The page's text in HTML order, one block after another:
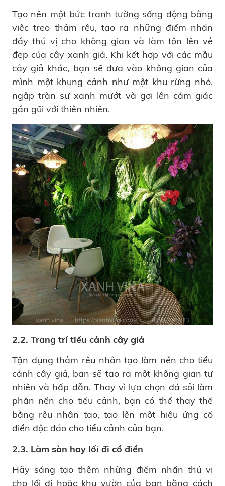
Tạo nên một bức tranh tường sống động bằng
việc treo thảm rêu, tạo ra những điểm nhấn
đầy thú vị cho không gian và làm tôn lên vẻ
đẹp của cây xanh giả. Khi kết hợp với các mẫu
cây giả khác, bạn sẽ đưa vào không gian của
mình một khung cảnh như một khu rừng nhỏ,
ngập tràn sự xanh mướt và gợi lên cảm giác
gần gũi với thiên nhiên.
2.2. Trang trí tiểu cảnh cây giả
Tận dụng thảm rêu nhân tạo làm nền cho tiểu
cảnh cây giả, bạn sẽ tạo ra một không gian tự
nhiên và hấp dẫn. Thay vì lựa chọn đá sỏi làm
phần nền cho tiểu cảnh, bạn có thể thay thế
bằng rêu nhân tạo, tạo lên một hiệu ứng cổ
điển độc đáo cho tiểu cảnh của bạn.
2.3. Làm sàn hay lối đi cổ điển
Hãy sáng tạo thêm những điểm nhấn thú vị
cho lối đi hoặc khu vườn của bạn bằng cách